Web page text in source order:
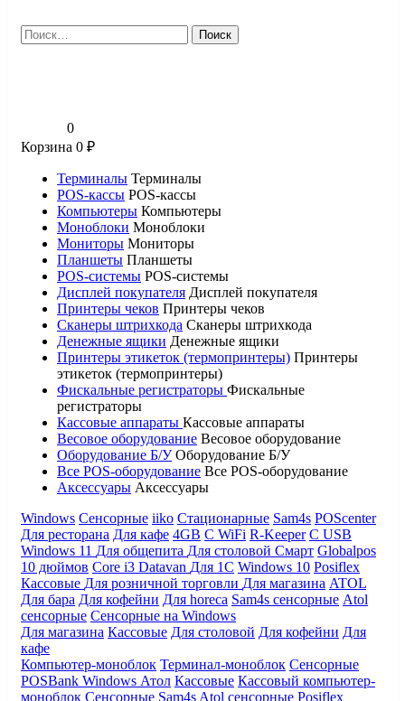
Найти:
0
Корзина 0 ₽
Терминалы Терминалы
POS-кассы POS-кассы
Компьютеры Компьютеры
Моноблоки Моноблоки
Мониторы Мониторы
Планшеты Планшеты
POS-системы POS-системы
Дисплей покупателя Дисплей покупателя
Принтеры чеков Принтеры чеков
Сканеры штрихкода Сканеры штрихкода
Денежные ящики Денежные ящики
Принтеры этикеток (термопринтеры) Принтеры
этикеток (термопринтеры)
Фискальные регистраторы Фискальные
регистраторы
Кассовые аппараты Кассовые аппараты
Весовое оборудование Весовое оборудование
Оборудование Б/У Оборудование Б/У
Все POS-оборудование Все POS-оборудование
Аксессуары Аксессуары
Windows Сенсорные iiko Стационарные Sam4s POScenter
Для ресторана Для кафе 4GB С WiFi R-Keeper С USB
Windows 11 Для общепита Для столовой Смарт Globalpos
10 дюймов Core i3 Datavan Для 1С Windows 10 Posiflex
Кассовые Для розничной торговли Для магазина ATOL
Для бара Для кофейни Для horeca Sam4s сенсорные Atol
сенсорные Сенсорные на Windows
Для магазина Кассовые Для столовой Для кофейни Для
кафе
Компьютер-моноблок Терминал-моноблок Сенсорные
POSBank Windows Атол Кассовые Кассовый компьютер-
моноблок Сенсорные Sam4s Atol сенсорные Posiflex